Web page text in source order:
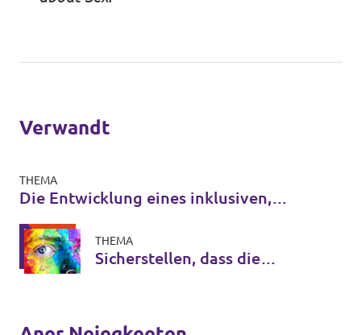
Verwandt
THEMA
Die Entwicklung eines inklusiven,
Bildungssystems unterstützen
THEMA
Sicherstellen, dass die